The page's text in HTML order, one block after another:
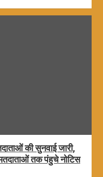
की सुनवाई जारी,
तक पंहुचे नोटिस